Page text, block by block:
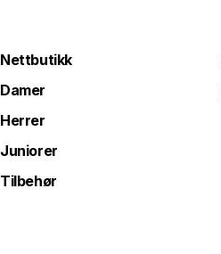
Nettbutikk
Damer
Herrer
Juniorer
Tilbehør